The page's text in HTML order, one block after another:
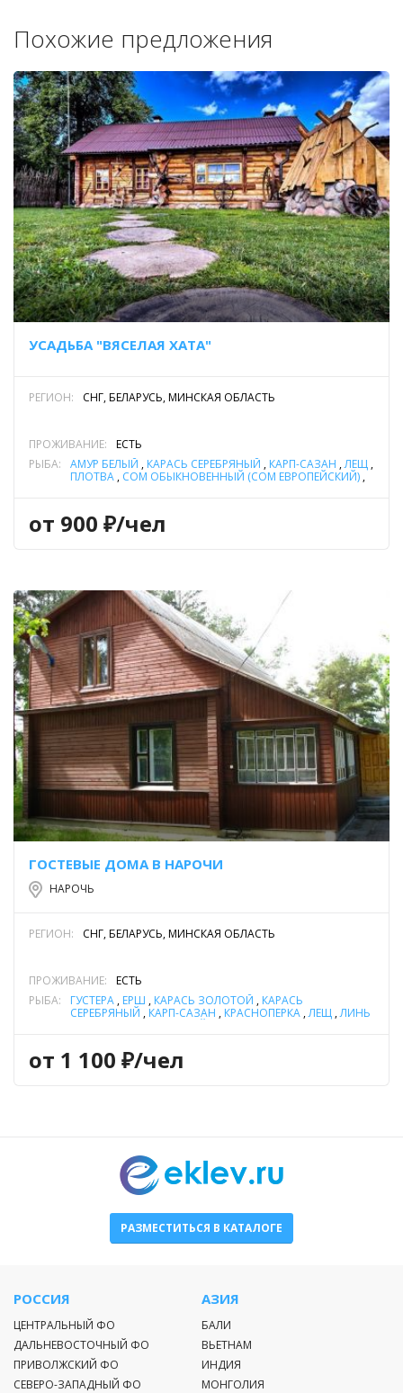
Похожие предложения
УСАДЬБА "ВЯСЕЛАЯ ХАТА"
РЕГИОН: СНГ, БЕЛАРУСЬ, МИНСКАЯ ОБЛАСТЬ
ПРОЖИВАНИЕ:
ЕСТЬ
РЫБА:
АМУР БЕЛЫЙ , КАРАСЬ СЕРЕБРЯНЫЙ , КАРП-САЗАН ,ЛЕЩ ,
ПЛОТВА , СОМ ОБЫКНОВЕННЫЙ (СОМ ЕВРОПЕЙСКИЙ) ,
от 900 ₽/чел
ГОСТЕВЫЕ ДОМА В НАРОЧИ
НАРОЧЬ
РЕГИОН: СНГ, БЕЛАРУСЬ, МИНСКАЯ ОБЛАСТЬ
ПРОЖИВАНИЕ:
ЕСТЬ
РЫБА:
ГУСТЕРА , ЁРШ , КАРАСЬ ЗОЛОТОЙ , КАРАСЬ
СЕРЕБРЯНЫЙ , КАРП-САЗАН , КРАСНОПЕРКА ,ЛЕЩ ,ЛИНЬ
от 1 100 ₽/чел
РАЗМЕСТИТЬСЯ В КАТАЛОГЕ
РОССИЯ
ЦЕНТРАЛЬНЫЙ ФО
ДАЛЬНЕВОСТОЧНЫЙ ФО
ПРИВОЛЖСКИЙ ФО
СЕВЕРО-ЗАПАДНЫЙ ФО
АЗИЯ
БАЛИ
ВЬЕТНАМ
ИНДИЯ
МОНГОЛИЯ